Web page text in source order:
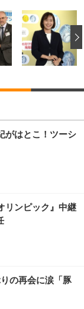
Slint M-TM1
レゼンモード機能
FireOS対応
EX-G 握りの
EC
Bluetooth 無
型 軽量 充電式 M
Bluetooth 5.4 2.
ン ブラック TK-F
ンブレン 薄型 フ
FDM110TXBK
ルトラスリム ワ
イズ、シザース
線接続、ロングバ
ウスセット メン
ク TK-FDM110M
音 テンキー付 薄
macOS
ネットエクステ
RJ45 Cat5e / 6 ケ
ータイーサネット
Cat5e RJ45 イ
お申し込みエ
速インターネット
要】
Fi7 11BE 2882
ケージ WRC-W
WS
がはとこ！ツーシ
リンピック』中継
の再会に涙「豚